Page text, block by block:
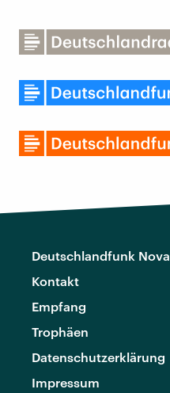
Deutschlandfunk Nova
Kontakt
Empfang
Trophäen
Datenschutzerklärung
Impressum